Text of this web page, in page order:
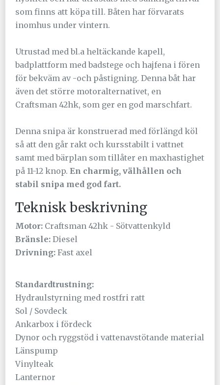
som finns att köpa till. Båten har förvarats
inomhus under vintern.
Utrustad med bl.a heltäckande kapell,
badplattform med badstege och hajfena i fören
för bekväm av -och påstigning. Denna båt har
även det större motoralternativet, en
Craftsman 42hk, som ger en god marschfart.
Denna snipa är konstruerad med förlängd köl
så att den går rakt och kursstabilt i vattnet
samt med bärplan som tillåter en maxhastighet
på 11-12 knop.En charmig, välhållen och
stabil snipa med god fart.
Teknisk beskrivning
Motor: Craftsman 42hk - Sötvattenkyld
Bränsle: Diesel
Drivning: Fast axel
Standardtrustning:
Hydraulstyrning med rostfri ratt
Sol / Sovdeck
Ankarbox i fördeck
Dynor och ryggstöd i vattenavstötande material
Länspump
Vinylteak
Lanternor